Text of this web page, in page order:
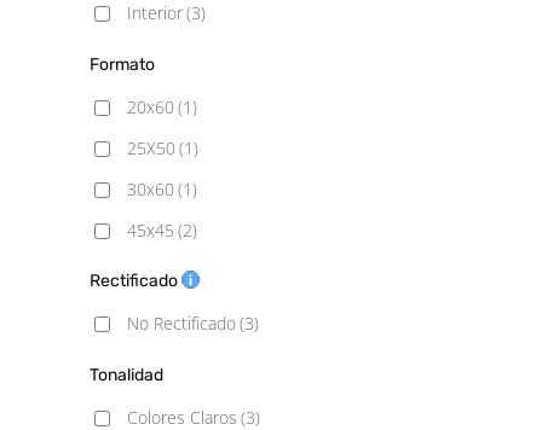
Interior(3)
Formato
20x60 (1)
25X50 (1)
30x60 (1)
45x45 (2)
Rectificado
No Rectificado(3)
Tonalidad
Colores Claros (3)